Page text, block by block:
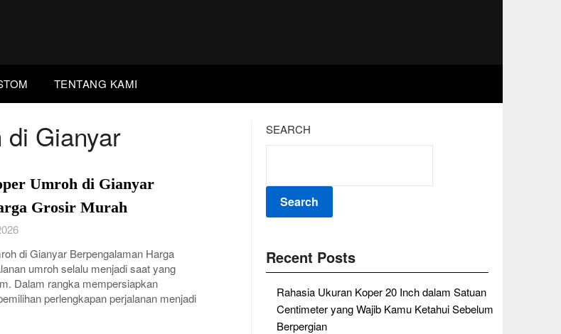
TENTANG KAMI
Gianyar
Umroh di Gianyar
Grosir Murah
di Gianyar Berpengalaman Harga
umroh selalu menjadi saat yang
Dalam rangka mempersiapkan
perlengkapan perjalanan menjadi
SEARCH
Search
Recent Posts
Rahasia Ukuran Koper 20 Inch dalam Satuan
Centimeter yang Wajib Kamu Ketahui Sebelum
Berpergian